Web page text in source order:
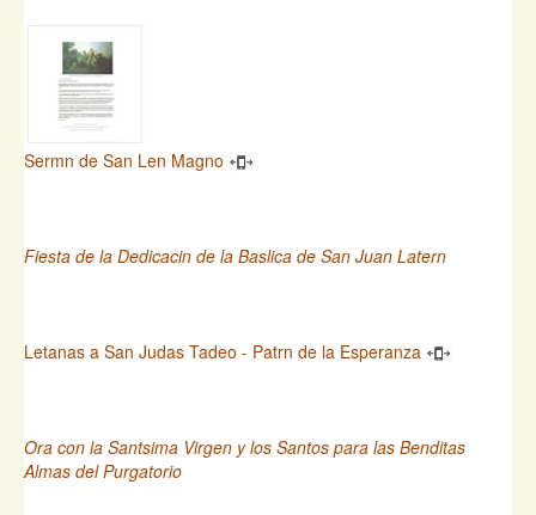
Sermn de San Len Magno
Fiesta de la Dedicacin de la Baslica de San Juan Latern
Letanas a San Judas Tadeo - Patrn de la Esperanza
Ora con la Santsima Virgen y los Santos para las Benditas
Almas del Purgatorio